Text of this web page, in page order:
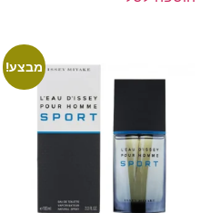
מבצע!